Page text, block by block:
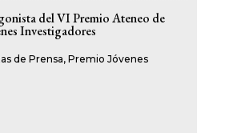
del VI Premio Ateneo de
Investigadores
de Prensa, Premio Jóvenes